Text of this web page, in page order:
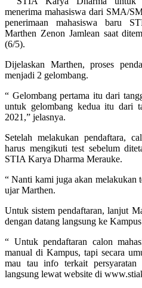
menerima mahasiswa dari SMA/
penerimaan mahasiswa baru
Marthen Zenon Jamlean saat
(6/5).
Dijelaskan Marthen, proses
menjadi 2 gelombang.
“ Gelombang pertama itu dari
untuk gelombang kedua itu dari
2021,” jelasnya.
Setelah melakukan pendaftara,
harus mengikuti test sebelum
STIA Karya Dharma Merauke.
“ Nanti kami juga akan melakukan
ujar Marthen.
Untuk sistem pendaftaran, lanjut
dengan datang langsung ke
“ Untuk pendaftaran calon
manual di Kampus, tapi secara
mau tau info terkait persyaratan
langsung lewat website di